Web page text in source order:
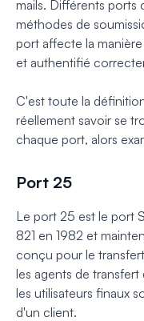
mails. Différents ports
méthodes de
port affecte la
et authentifié
C'est toute la
réellement savoir se
chaque port, alors
Port 25
Le port 25 est le port
821 en 1982 et
conçu pour le
les agents de
les utilisateurs finaux
d'un client.